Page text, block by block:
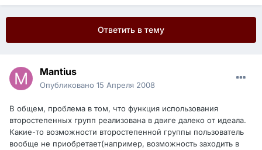
Ответить в тему
Mantius
Опубликовано 15 Апреля 2008
В общем, проблема в том, что функция использования
второстепенных групп реализована в двиге далеко от идеала.
Какие-то возможности второстепенной группы пользователь
вообще не приобретает(например, возможность заходить в